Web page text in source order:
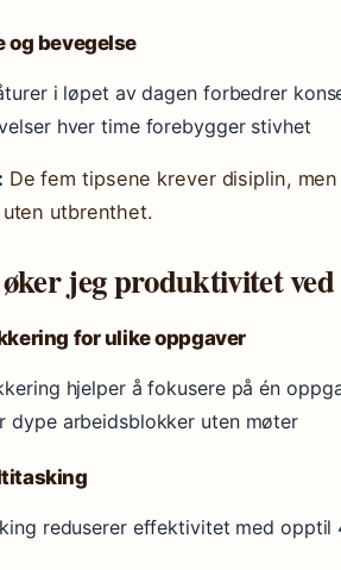
og bevegelse
i løpet av dagen forbedrer
hver time forebygger stivhet
De fem tipsene krever disiplin,
utbrenthet.
jeg produktivitet
for ulike oppgaver
hjelper å fokusere på én
dype arbeidsblokker uten møter
reduserer effektivitet med opptil